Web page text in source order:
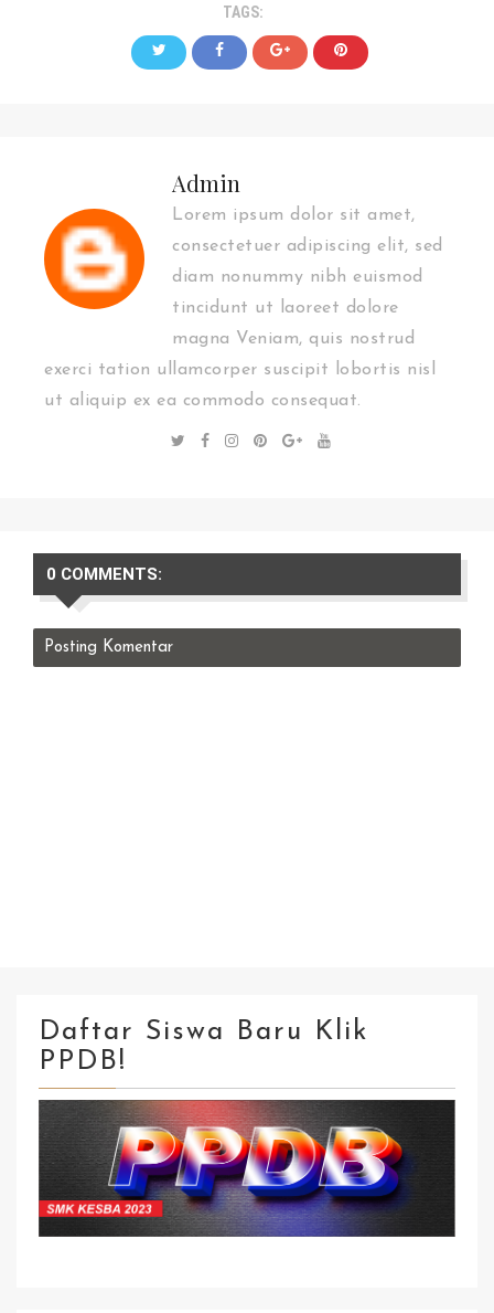
TAGS:
Admin
Lorem ipsum dolor sit amet,
consectetuer adipiscing elit, sed
diam nonummy nibh euismod
tincidunt ut laoreet dolore
magna Veniam, quis nostrud
exerci tation ullamcorper suscipit lobortis nisl
ut aliquip ex ea commodo consequat.
0 COMMENTS:
Posting Komentar
Daftar Siswa Baru Klik
PPDB!